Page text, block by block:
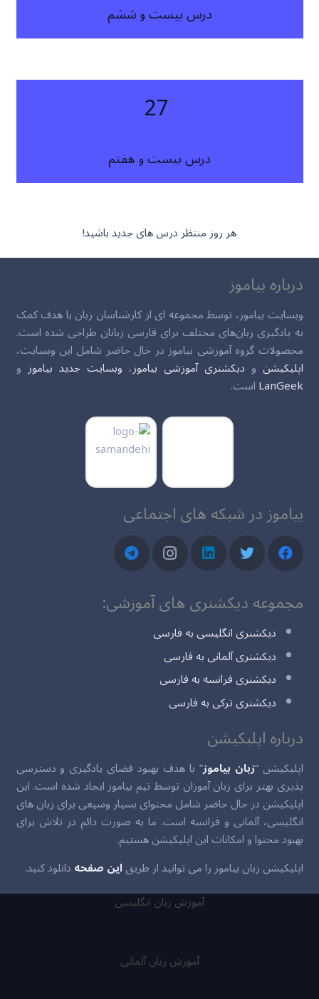
درس بیست و ششم
درس بیست و هفتم
هر روز منتظر درس های جدید باشید!
درباره بیاموز
وبسایت بیاموز، توسط مجموعه ای از کارشناسان زبان با هدف کمک
به یادگیری زبان‌های مختلف برای فارسی زبانان طراحی شده است.
محصولات گروه آموزشی بیاموز در حال حاضر شامل این وبسایت،
اپلیکیشن و دیکشنری آموزشی بیاموز، وبسایت جدید بیاموز و
LanGeekاست.
بیاموز در شبکه های اجتماعی
مجموعه دیکشنری های آموزشی:
دیکشنری انگلیسی به فارسی
دیکشنری آلمانی به فارسی
دیکشنری فرانسه به فارسی
دیکشنری ترکی به فارسی
درباره اپلیکیشن
اپلیکیشن “زبان بیاموز” با هدف بهبود فضای یادگیری و دسترسی
پذیری بهتر برای زبان آموزان توسط تیم بیاموز ایجاد شده است. این
اپلیکیشن در حال حاضر شامل محتوای بسیار وسیعی برای زبان های
انگلیسی، آلمانی و فرانسه است. ما به صورت دائم در تلاش برای
بهبود محتوا و امکانات این اپلیکیشن هستیم.
اپلیکیشن زبان بیاموز را می توانید از طریقاین صفحهدانلود کنید.
آموزش زبان انگلیسی
آموزش زبان آلمانی